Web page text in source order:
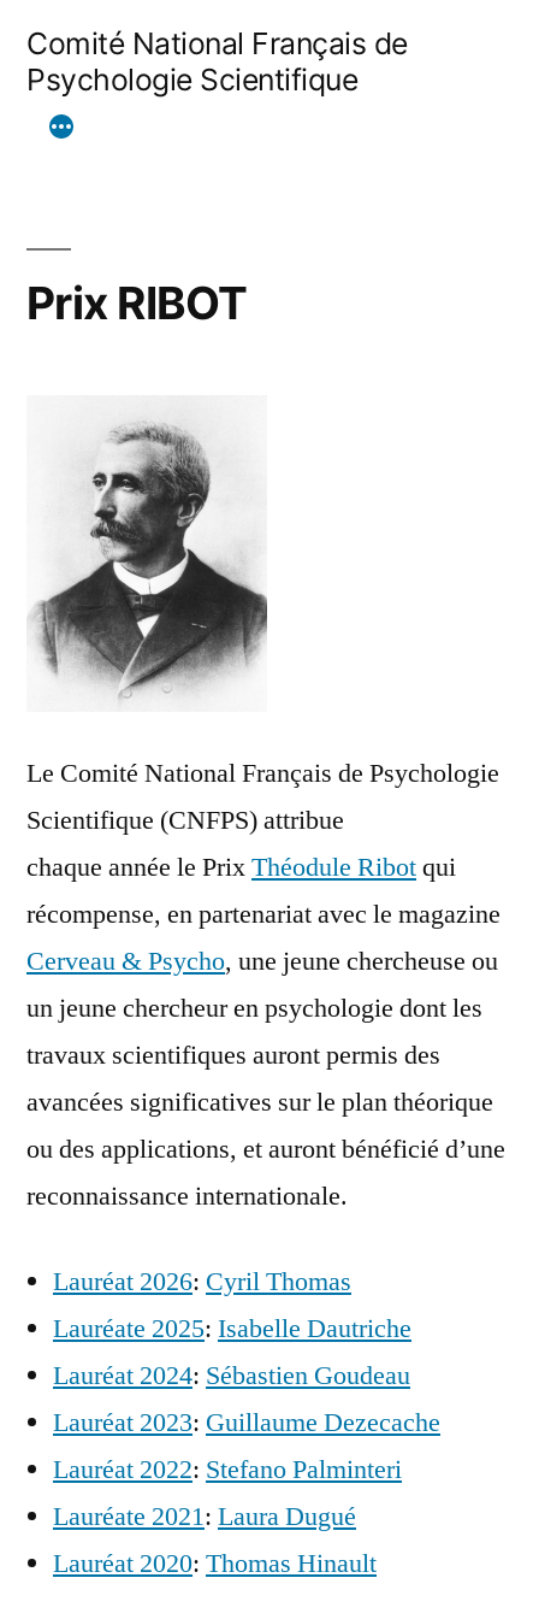
contenu
Comité National Français de
Psychologie Scientifique
Prix RIBOT
Le Comité National Français de Psychologie
Scientifique (CNFPS) attribue
chaque année le PrixThéodule Ribotqui
récompense, en partenariat avec le magazine
Cerveau & Psycho, une jeune chercheuse ou
un jeune chercheur en psychologie dont les
travaux scientifiques auront permis des
avancées significatives sur le plan théorique
ou des applications, et auront bénéficié d’une
reconnaissance internationale.
Lauréat 2026: Cyril Thomas
Lauréate 2025: Isabelle Dautriche
Lauréat 2024: Sébastien Goudeau
Lauréat 2023: Guillaume Dezecache
Lauréat 2022: Stefano Palminteri
Lauréate 2021: Laura Dugué
Lauréat 2020: Thomas Hinault